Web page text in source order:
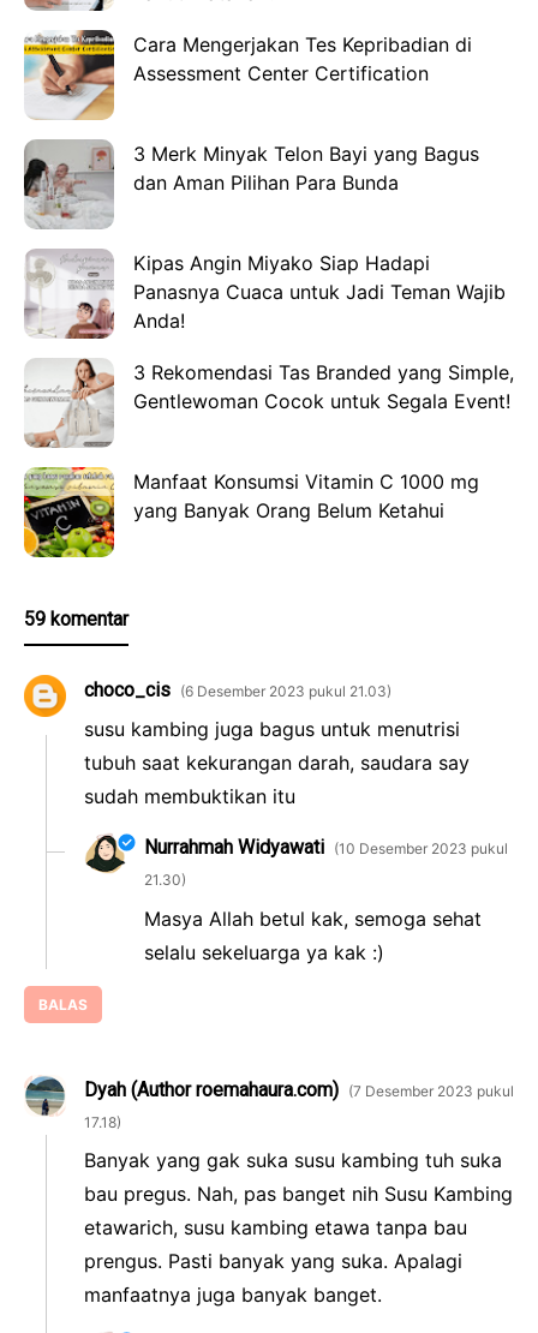
Cara Mengerjakan Tes Kepribadian di
Assessment Center Certification
3 Merk Minyak Telon Bayi yang Bagus
dan Aman Pilihan Para Bunda
Kipas Angin Miyako Siap Hadapi
Panasnya Cuaca untuk Jadi Teman Wajib
Anda!
3 Rekomendasi Tas Branded yang Simple,
Gentlewoman Cocok untuk Segala Event!
Manfaat Konsumsi Vitamin C 1000 mg
yang Banyak Orang Belum Ketahui
59 komentar
choco_cis 6 Desember 2023 pukul 21.03
susu kambing juga bagus untuk menutrisi
tubuh saat kekurangan darah, saudara say
sudah membuktikan itu
BALAS
Nurrahmah Widyawati
10 Desember 2023 pukul
21.30
Masya Allah betul kak, semoga sehat
selalu sekeluarga ya kak :)
Dyah (Author roemahaura.com)
7 Desember 2023 pukul
17.18
Banyak yang gak suka susu kambing tuh suka
bau pregus. Nah, pas banget nih Susu Kambing
etawarich, susu kambing etawa tanpa bau
prengus. Pasti banyak yang suka. Apalagi
manfaatnya juga banyak banget.